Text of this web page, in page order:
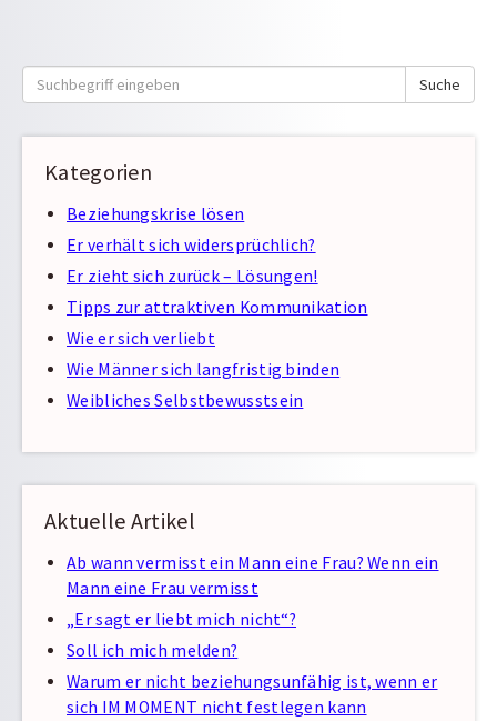
Suche
nach:
Suche
Kategorien
Beziehungskrise lösen
Er verhält sich widersprüchlich?
Er zieht sich zurück – Lösungen!
Tipps zur attraktiven Kommunikation
Wie er sich verliebt
Wie Männer sich langfristig binden
Weibliches Selbstbewusstsein
Aktuelle Artikel
Ab wann vermisst ein Mann eine Frau? Wenn ein
Mann eine Frau vermisst
„Er sagt er liebt mich nicht“?
Soll ich mich melden?
Warum er nicht beziehungsunfähig ist, wenn er
sich IM MOMENT nicht festlegen kann